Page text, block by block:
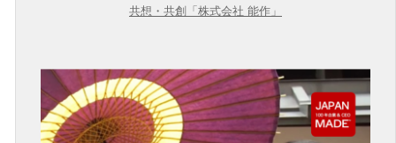
共想・共創「株式会社 能作」